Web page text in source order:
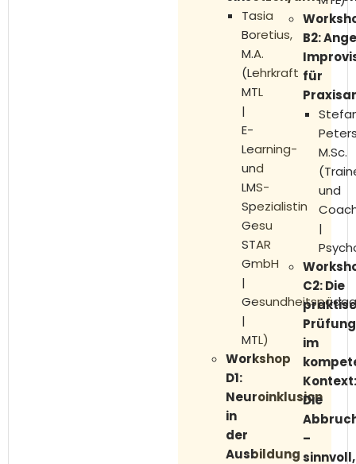
Tasia
Boretius,
M.A.
(Lehrkraft
MTL
|
E-
Learning-
und
LMS-
Spezialistin
Gesu
STAR
GmbH
|
|
MTL)
Workshop
D1:
Neuroinklusion
in
der
Ausbildung
B2:
für
M.Sc.
und
|
C2: Die
im
Kontext:
Die
–
sinnvoll,